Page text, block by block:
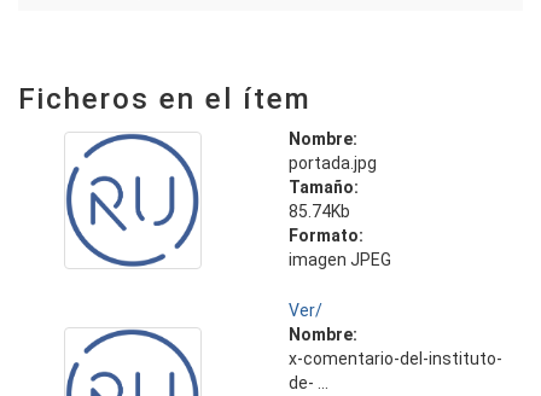
Ficheros en el ítem
Nombre:
portada.jpg
Tamaño:
85.74Kb
Formato:
imagen JPEG
Ver/
Nombre:
x-comentario-del-instituto-
de- ...